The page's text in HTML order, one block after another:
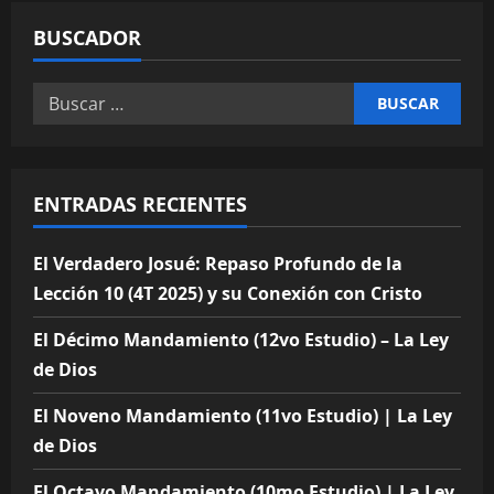
BUSCADOR
Buscar:
ENTRADAS RECIENTES
El Verdadero Josué: Repaso Profundo de la
Lección 10 (4T 2025) y su Conexión con Cristo
El Décimo Mandamiento (12vo Estudio) – La Ley
de Dios
El Noveno Mandamiento (11vo Estudio) | La Ley
de Dios